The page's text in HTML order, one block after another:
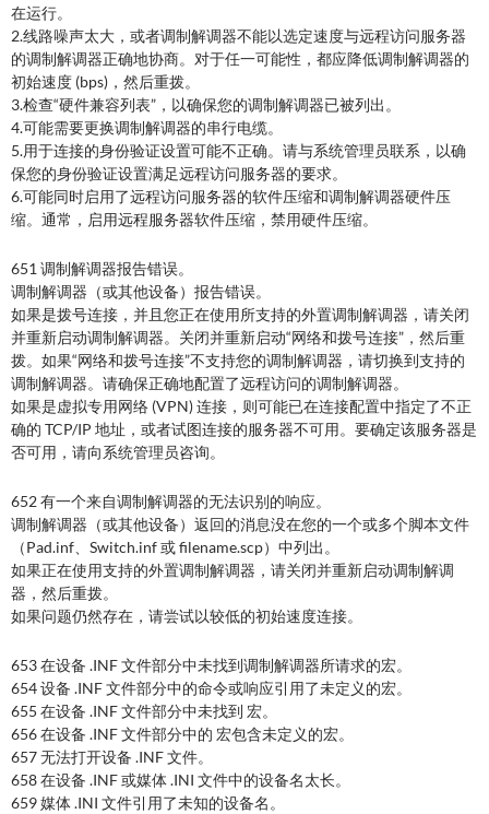
在运行。
2.线路噪声太大，或者调制解调器不能以选定速度与远程访问服务器
的调制解调器正确地协商。对于任一可能性，都应降低调制解调器的
初始速度 (bps)，然后重拨。
3.检查“硬件兼容列表”，以确保您的调制解调器已被列出。
4.可能需要更换调制解调器的串行电缆。
5.用于连接的身份验证设置可能不正确。请与系统管理员联系，以确
保您的身份验证设置满足远程访问服务器的要求。
6.可能同时启用了远程访问服务器的软件压缩和调制解调器硬件压
缩。通常，启用远程服务器软件压缩，禁用硬件压缩。
651 调制解调器报告错误。
调制解调器（或其他设备）报告错误。
如果是拨号连接，并且您正在使用所支持的外置调制解调器，请关闭
并重新启动调制解调器。关闭并重新启动“网络和拨号连接”，然后重
拨。如果“网络和拨号连接”不支持您的调制解调器，请切换到支持的
调制解调器。请确保正确地配置了远程访问的调制解调器。
如果是虚拟专用网络 (VPN) 连接，则可能已在连接配置中指定了不正
确的 TCP/IP 地址，或者试图连接的服务器不可用。要确定该服务器是
否可用，请向系统管理员咨询。
652 有一个来自调制解调器的无法识别的响应。
调制解调器（或其他设备）返回的消息没在您的一个或多个脚本文件
（Pad.inf、Switch.inf 或 filename.scp）中列出。
如果正在使用支持的外置调制解调器，请关闭并重新启动调制解调
器，然后重拨。
如果问题仍然存在，请尝试以较低的初始速度连接。
653 在设备 .INF 文件部分中未找到调制解调器所请求的宏。
654 设备 .INF 文件部分中的命令或响应引用了未定义的宏。
655 在设备 .INF 文件部分中未找到 宏。
656 在设备 .INF 文件部分中的 宏包含未定义的宏。
657 无法打开设备 .INF 文件。
658 在设备 .INF 或媒体 .INI 文件中的设备名太长。
659 媒体 .INI 文件引用了未知的设备名。